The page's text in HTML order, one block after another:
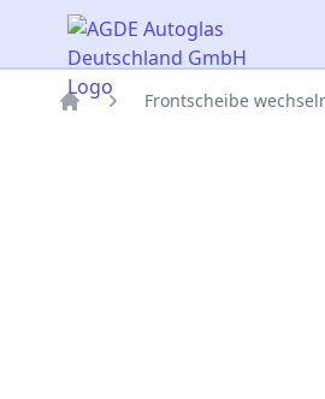
AGDE Autoglas Deutschland
Frontscheibe